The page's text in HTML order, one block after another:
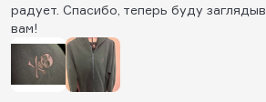
радует. Спасибо, теперь буду
вам!